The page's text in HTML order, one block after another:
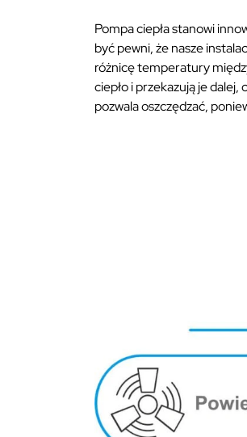
Pompa ciepła stanowi
być pewni, że nasze
różnicę temperatury
ciepło i przekazują je
pozwala oszczędzać,